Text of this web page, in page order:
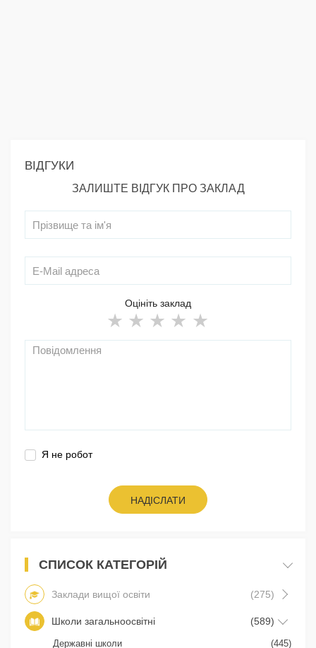
ВІДГУКИ
ЗАЛИШТЕ ВІДГУК ПРО ЗАКЛАД
Оцініть заклад
Я не робот
НАДІСЛАТИ
СПИСОК КАТЕГОРІЙ
Заклади вищої освіти (275)
Школи загальноосвітні (589)
Державні школи (445)